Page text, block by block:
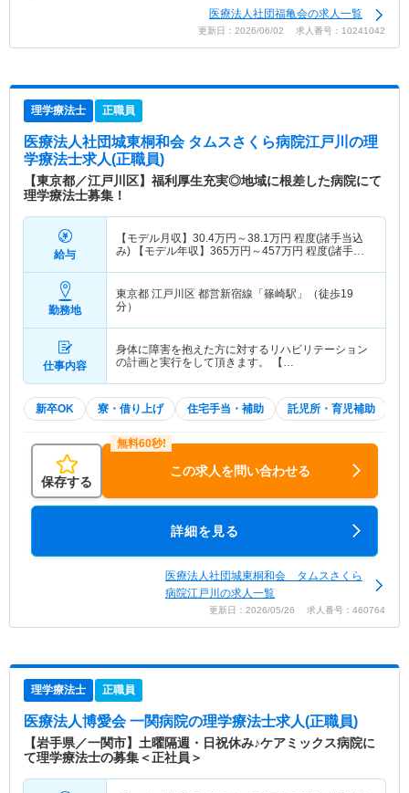
医療法人社団福亀会の求人一覧
更新日：2026/06/02 求人番号：10241042
理学療法士 正職員
医療法人社団城東桐和会 タムスさくら病院江戸川 の理
学療法士求人(正職員)
【東京都／江戸川区】福利厚生充実◎地域に根差した病院にて
理学療法士募集！
給与
【モデル月収】 30.4万円～38.1万円 程度(諸手当込
み) 【モデル年収】 365万円～457万円 程度(諸手当
勤務地
東京都 江戸川区 都営新宿線「篠崎駅」（徒歩19
分）
仕事内容
身体に障害を抱えた方に対するリハビリテーション
の計画と実行をして頂きます。 【…
新卒OK 寮・借り上げ 住宅手当・補助 託児所・育児補助
保存する
この求人を問い合わせる
詳細を見る
医療法人社団城東桐和会 タムスさくら
病院江戸川の求人一覧
更新日：2026/05/26 求人番号：460764
理学療法士 正職員
医療法人博愛会 一関病院の理学療法士求人(正職員)
【岩手県／一関市】土曜隔週・日祝休み♪ケアミックス病院に
て理学療法士の募集＜正社員＞